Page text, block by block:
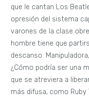
que le cantan Los
opresión del sistema
varones de la clase
hombre tiene que
descanso.
¿Cómo podría ser una
que se atreviera a
más difusa, como Ruby